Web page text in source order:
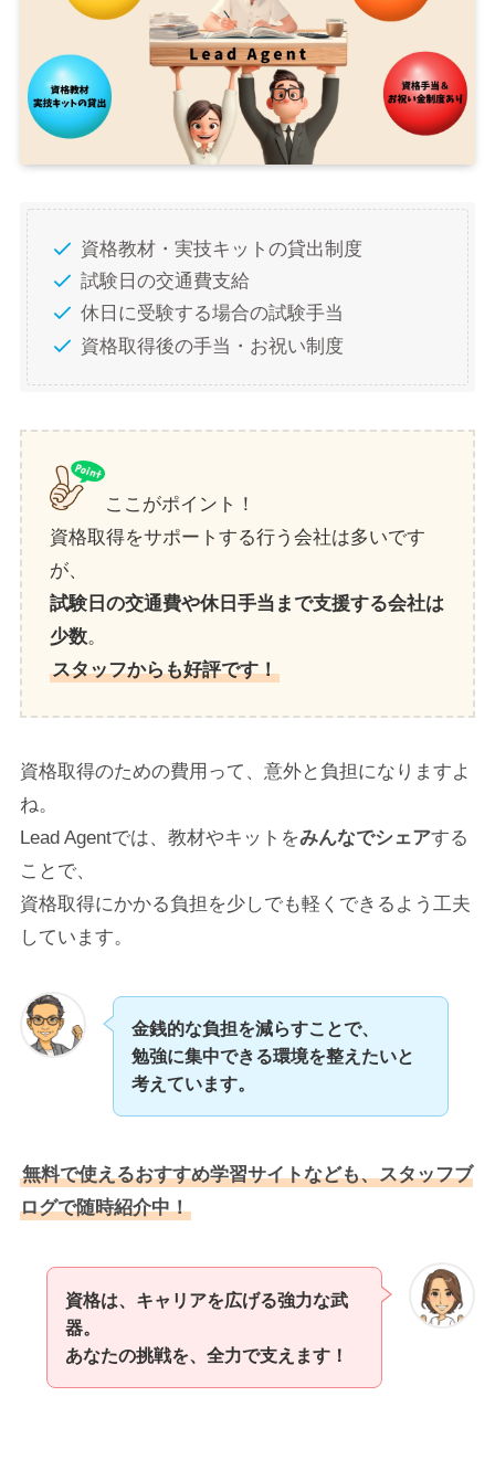
資格教材・実技キットの貸出制度
試験日の交通費支給
休日に受験する場合の試験手当
資格取得後の手当・お祝い制度
ここがポイント！
資格取得をサポートする行う会社は多いです
が、
試験日の交通費や休日手当まで支援する会社は
少数。
スタッフからも好評です！
資格取得のための費用って、意外と負担になりますよ
ね。
Lead Agentでは、教材やキットをみんなでシェアする
ことで、
資格取得にかかる負担を少しでも軽くできるよう工夫
しています。
金銭的な負担を減らすことで、
勉強に集中できる環境を整えたいと
考えています。
無料で使えるおすすめ学習サイトなども、スタッフブ
ログで随時紹介中！
資格は、キャリアを広げる強力な武
器。
あなたの挑戦を、全力で支えます！